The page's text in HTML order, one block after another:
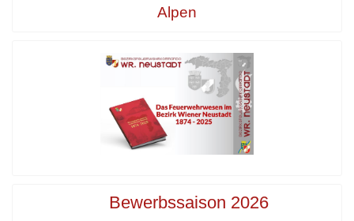
Alpen
Bewerbssaison 2026